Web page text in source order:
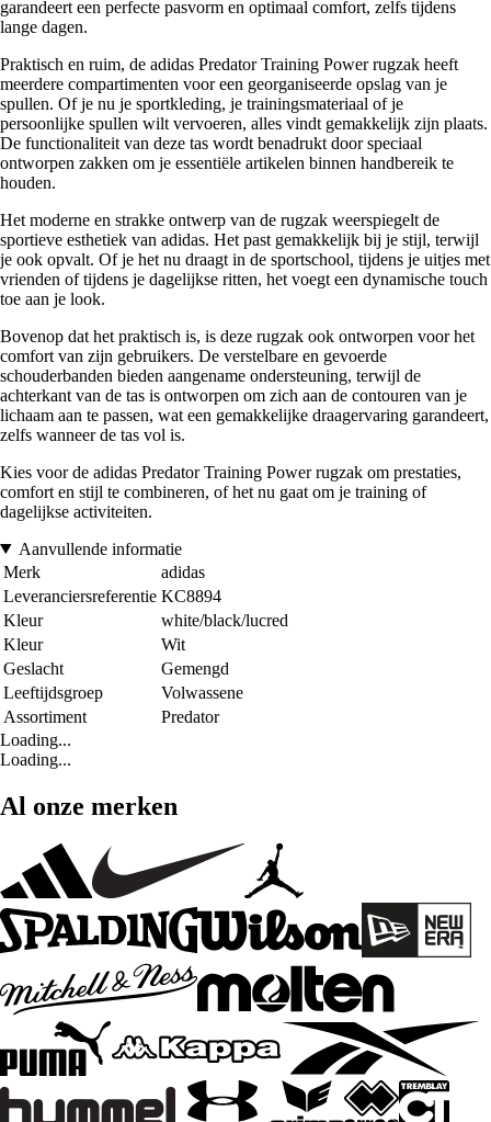
garandeert een perfecte pasvorm en optimaal comfort, zelfs tijdens
lange dagen.
Praktisch en ruim, de adidas Predator Training Power rugzak heeft
meerdere compartimenten voor een georganiseerde opslag van je
spullen. Of je nu je sportkleding, je trainingsmateriaal of je
persoonlijke spullen wilt vervoeren, alles vindt gemakkelijk zijn plaats.
De functionaliteit van deze tas wordt benadrukt door speciaal
ontworpen zakken om je essentiële artikelen binnen handbereik te
houden.
Het moderne en strakke ontwerp van de rugzak weerspiegelt de
sportieve esthetiek van adidas. Het past gemakkelijk bij je stijl, terwijl
je ook opvalt. Of je het nu draagt in de sportschool, tijdens je uitjes met
vrienden of tijdens je dagelijkse ritten, het voegt een dynamische touch
toe aan je look.
Bovenop dat het praktisch is, is deze rugzak ook ontworpen voor het
comfort van zijn gebruikers. De verstelbare en gevoerde
schouderbanden bieden aangename ondersteuning, terwijl de
achterkant van de tas is ontworpen om zich aan de contouren van je
lichaam aan te passen, wat een gemakkelijke draagervaring garandeert,
zelfs wanneer de tas vol is.
Kies voor de adidas Predator Training Power rugzak om prestaties,
comfort en stijl te combineren, of het nu gaat om je training of
dagelijkse activiteiten.
Aanvullende informatie
Merk
adidas
Leveranciersreferentie KC8894
Kleur
white/black/lucred
Kleur
Wit
Geslacht
Gemengd
Leeftijdsgroep
Volwassene
Assortiment
Predator
Loading...
Loading...
Al onze merken